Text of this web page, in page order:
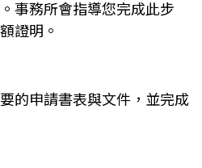
事務所會指導您完成此步
證明。
的申請書表與文件，並完成